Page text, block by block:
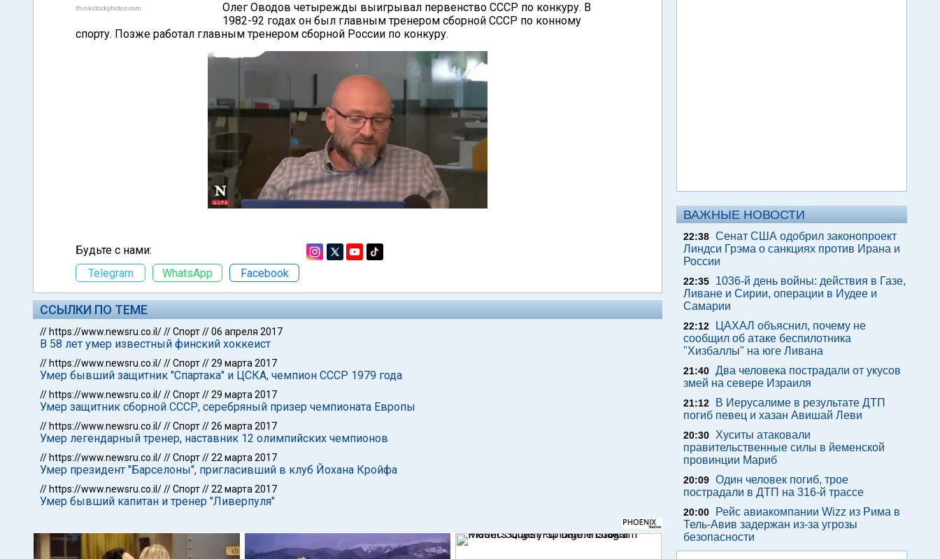
thinkstockphotos.com
Олег Оводов четырежды выигрывал первенство СССР по конкуру. В
1982-92 годах он был главным тренером сборной СССР по конному
спорту. Позже работал главным тренером сборной России по конкуру.
Будьте с нами:
Telegram
WhatsApp Facebook
ССЫЛКИ ПО ТЕМЕ
// https://www.newsru.co.il///Спорт//06 апреля 2017
В 58 лет умер известный финский хоккеист
// https://www.newsru.co.il///Спорт//29 марта 2017
Умер бывший защитник "Спартака" и ЦСКА, чемпион СССР 1979 года
// https://www.newsru.co.il///Спорт//29 марта 2017
Умер защитник сборной СССР, серебряный призер чемпионата Европы
// https://www.newsru.co.il///Спорт//26 марта 2017
Умер легендарный тренер, наставник 12 олимпийских чемпионов
// https://www.newsru.co.il///Спорт//22 марта 2017
Умер президент "Барселоны", пригласивший в клуб Йохана Кройфа
// https://www.newsru.co.il///Спорт//22 марта 2017
Умер бывший капитан и тренер "Ливерпуля"
ВАЖНЫЕ НОВОСТИ
22:38 Сенат США одобрил законопроект
Линдси Грэма о санкциях против Ирана и
России
22:35
1036-й день войны: действия в Газе,
Ливане и Сирии, операции в Иудее и
Самарии
22:12
ЦАХАЛ объяснил, почему не
сообщил об атаке беспилотника
"Хизбаллы" на юге Ливана
21:40 Два человека пострадали от укусов
змей на севере Израиля
21:12
В Иерусалиме в результате ДТП
погиб певец и хазан Авишай Леви
20:30
Хуситы атаковали
правительственные силы в йеменской
провинции Мариб
20:09 Один человек погиб, трое
пострадали в ДТП на 316-й трассе
20:00
Рейс авиакомпании Wizz из Рима в
Тель-Авив задержан из-за угрозы
безопасности